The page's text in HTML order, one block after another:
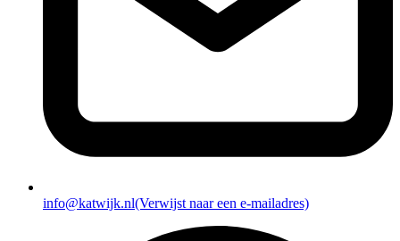
info@katwijk.nl(Verwijst naar een e-mailadres)